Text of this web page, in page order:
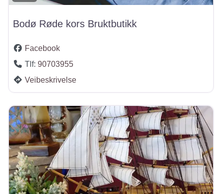
Bodø Røde kors Bruktbutikk
Facebook
Tlf: 90703955
Veibeskrivelse